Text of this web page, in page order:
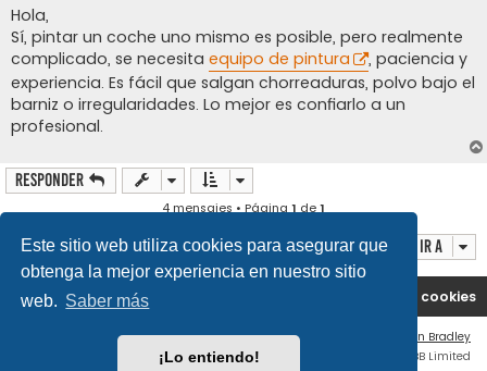
Este sitio web utiliza cookies para asegurar que
obtenga la mejor experiencia en nuestro sitio
web. Saber más
¡Lo entiendo!
n
s
a
j
e
Hola,
Sí, pintar un coche uno mismo es posible, pero realmente
complicado, se necesita equipo de pintura
, paciencia y
experiencia. Es fácil que salgan chorreaduras, polvo bajo el
barniz o irregularidades. Lo mejor es confiarlo a un
profesional.
Responder
4 mensajes • Página 1 de1
Ir a
Portal Índice general Borrar cookies
Ian Bradley
Desarrollado porphpBB
® Forum Software © phpBB Limited